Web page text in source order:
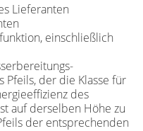
Lieferanten
einschließlich
Pfeils, der die Klasse für
des
auf derselben Höhe zu
der entsprechenden